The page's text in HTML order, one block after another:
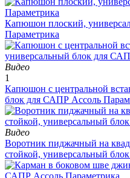
Капюшон плоский,
Параметрика
Видео
1
Капюшон с центральной
блок для САПР Ассоль
Видео
Воротник пиджачный на
стойкой, универсальный